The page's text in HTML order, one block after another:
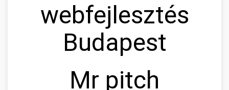
webfejlesztés
Budapest
Mr pitch